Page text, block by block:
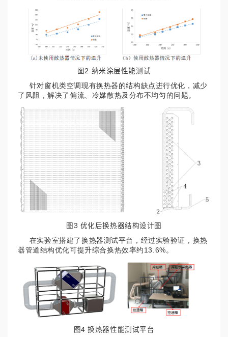
图2 纳米涂层性能测试
针对窗机类空调现有换热器的结构缺点进行优化，减少
了风阻，解决了偏流、冷媒散热及分布不均匀的问题。
图3 优化后换热器结构设计图
在实验室搭建了换热器测试平台，经过实验验证，换热
器管道结构优化可提升综合换热效率约13.6%。
图4 换热器性能测试平台